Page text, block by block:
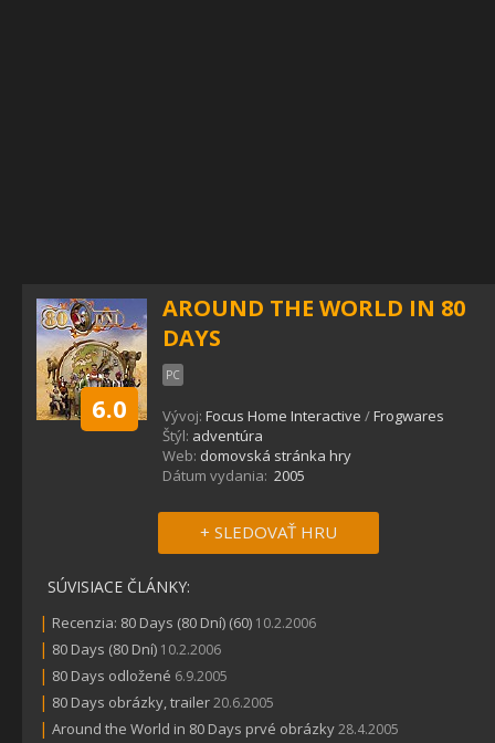
6.0
AROUND THE WORLD IN 80
DAYS
PC
Vývoj: Focus Home Interactive /Frogwares
Štýl: adventúra
Web: domovská stránka hry
Dátum vydania: 2005
+ SLEDOVAŤ HRU
SÚVISIACE ČLÁNKY:
| Recenzia: 80 Days (80 Dní) (60) 10.2.2006
| 80 Days (80 Dní) 10.2.2006
| 80 Days odložené 6.9.2005
| 80 Days obrázky, trailer20.6.2005
| Around the World in 80 Days prvé obrázky28.4.2005